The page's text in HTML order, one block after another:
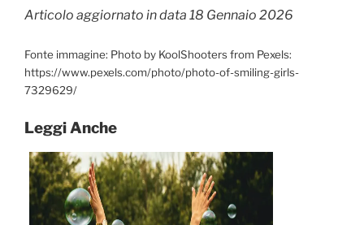
Articolo aggiornato in data 18 Gennaio 2026
Fonte immagine: Photo by KoolShooters from Pexels:
https://www.pexels.com/photo/photo-of-smiling-girls-
7329629/
Leggi Anche